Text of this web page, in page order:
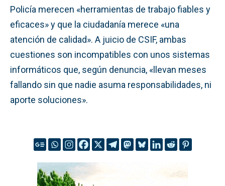
Policía merecen «herramientas de trabajo fiables y
eficaces» y que la ciudadanía merece «una
atención de calidad». A juicio de CSIF, ambas
cuestiones son incompatibles con unos sistemas
informáticos que, según denuncia, «llevan meses
fallando sin que nadie asuma responsabilidades, ni
aporte soluciones».